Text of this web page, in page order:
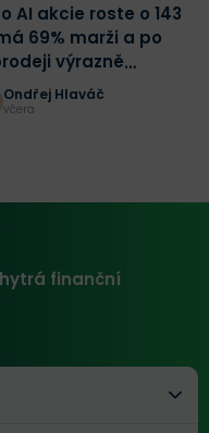
AI akcie roste o 143
69% marži a po
výrazně
Ondřej Hlaváč
včera
finanční